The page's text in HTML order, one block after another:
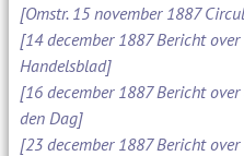
[Omstr. 15 november 1887
[14 december 1887 Bericht
Handelsblad]
[16 december 1887 Bericht
den Dag]
[23 december 1887 Bericht